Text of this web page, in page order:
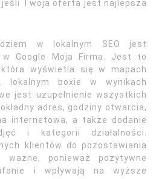
Twoja oferta jest najlepsza
w lokalnym SEO jest
Google Moja Firma. Jest to
wyświetla się w mapach
lokalnym boxie w wynikach
jest uzupełnienie wszystkich
adres, godziny otwarcia,
internetowa, a także dodanie
i kategorii działalności.
klientów do pozostawiania
ponieważ pozytywne
i wpływają na wyższe